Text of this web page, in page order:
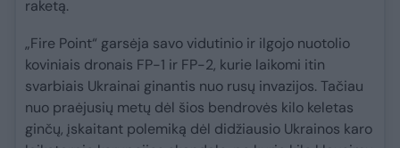
raketą.
„Fire Point“ garsėja savo vidutinio ir ilgojo nuotolio
koviniais dronais FP-1 ir FP-2, kurie laikomi itin
svarbiais Ukrainai ginantis nuo rusų invazijos. Tačiau
nuo praėjusių metų dėl šios bendrovės kilo keletas
ginčų, įskaitant polemiką dėl didžiausio Ukrainos karo